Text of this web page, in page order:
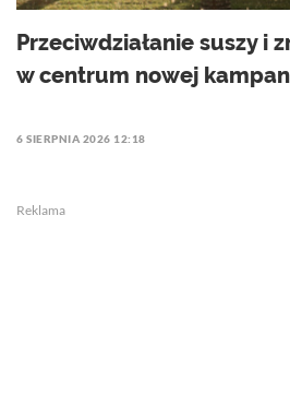
Przeciwdziałanie suszy i
w centrum nowej
6 SIERPNIA 2026 12:18
Reklama